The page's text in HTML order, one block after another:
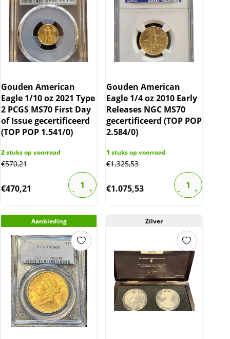
Gouden American
Eagle 1/10 oz 2021 Type
2 PCGS MS70 First Day
of Issue gecertificeerd
(TOP POP 1.541/0)
2stuks op voorraad
€570,21
€470,21
Gouden American
Eagle 1/4 oz 2010 Early
Releases NGC MS70
gecertificeerd (TOP POP
2.584/0)
1 stuks op voorraad
€1.325,53
€1.075,53
Aanbieding Zilver